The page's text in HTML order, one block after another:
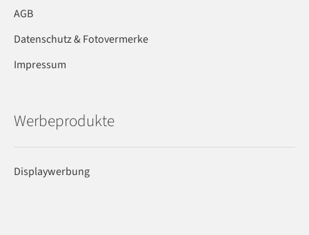
AGB
Datenschutz & Fotovermerke
Impressum
Werbeprodukte
Displaywerbung